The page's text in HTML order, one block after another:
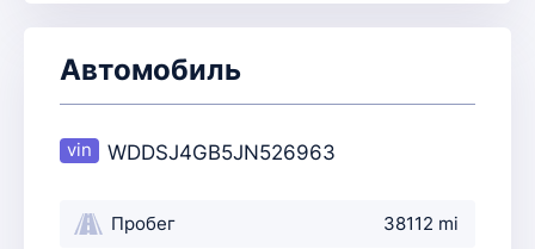
Автомобиль
WDDSJ4GB5JN526963
Пробег 38112 mi